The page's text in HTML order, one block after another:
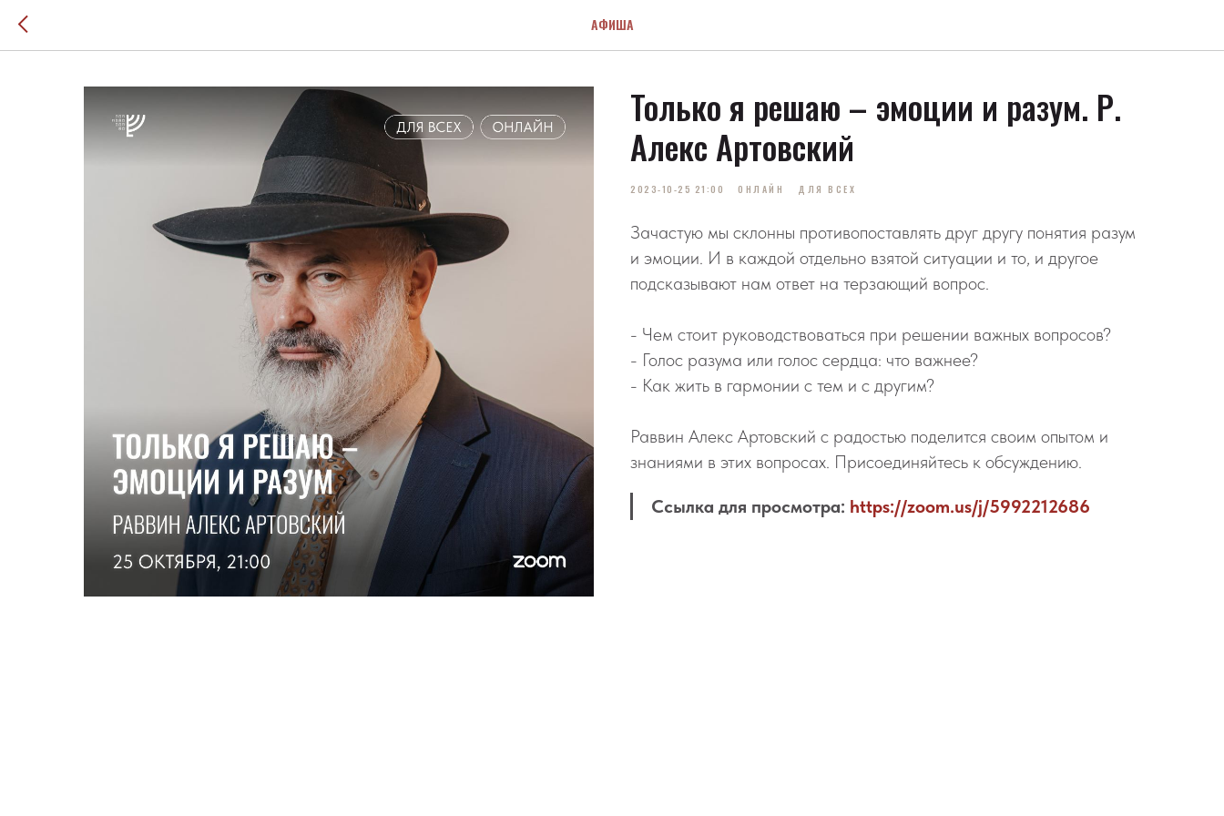
АФИША
Только я решаю – эмоции и разум. Р.
Алекс Артовский
2023-10-25 21:00 ОНЛАЙН ДЛЯ ВСЕХ
Зачастую мы склонны противопоставлять друг другу понятия разум
и эмоции. И в каждой отдельно взятой ситуации и то, и другое
подсказывают нам ответ на терзающий вопрос.
- Чем стоит руководствоваться при решении важных вопросов?
- Голос разума или голос сердца: что важнее?
- Как жить в гармонии с тем и с другим?
Раввин Алекс Артовский с радостью поделится своим опытом и
знаниями в этих вопросах. Присоединяйтесь к обсуждению.
Ссылка для просмотра: https://zoom.us/j/5992212686